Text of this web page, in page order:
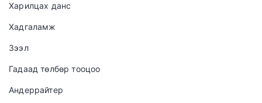
Харилцах данс
Хадгаламж
Зээл
Гадаад төлбөр тооцоо
Андеррайтер